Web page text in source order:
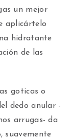
un mejor
aplicártelo
hidratante
de las
goticas o
dedo anular -
arrugas- da
suavemente